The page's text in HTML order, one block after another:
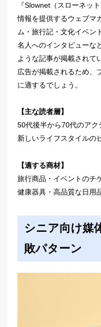
『Slownet（スローネッ
情報を提供するウェブマ
ム・旅行記・文化イベン
名人へのインタビューな
ような記事が掲載されて
広告が掲載されるため、
に適するでしょう。
【主な読者層】
50代後半から70代のア
新しいライフスタイルの
【適する商材】
旅行商品・イベントのチ
健康器具・高品質な日用
シニア向け媒
敗パターン